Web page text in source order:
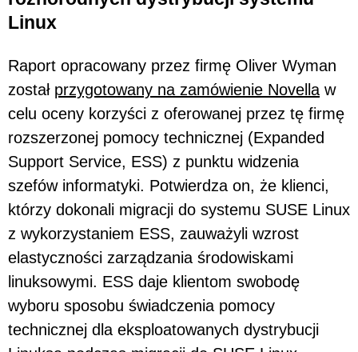
Linux
Raport opracowany przez firmę Oliver Wyman
został przygotowany na zamówienie Novella w
celu oceny korzyści z oferowanej przez tę firmę
rozszerzonej pomocy technicznej (Expanded
Support Service, ESS) z punktu widzenia
szefów informatyki. Potwierdza on, że klienci,
którzy dokonali migracji do systemu SUSE Linux
z wykorzystaniem ESS, zauważyli wzrost
elastyczności zarządzania środowiskami
linuksowymi. ESS daje klientom swobodę
wyboru sposobu świadczenia pomocy
technicznej dla eksploatowanych dystrybucji